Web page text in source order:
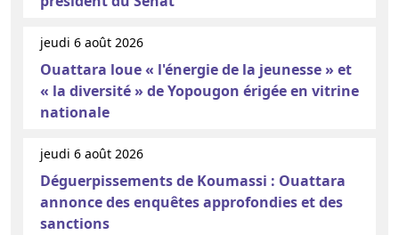
jeudi 6 août 2026
Ouattara loue « l'énergie de la jeunesse » et
« la diversité » de Yopougon érigée en vitrine
nationale
jeudi 6 août 2026
Déguerpissements de Koumassi : Ouattara
annonce des enquêtes approfondies et des
sanctions